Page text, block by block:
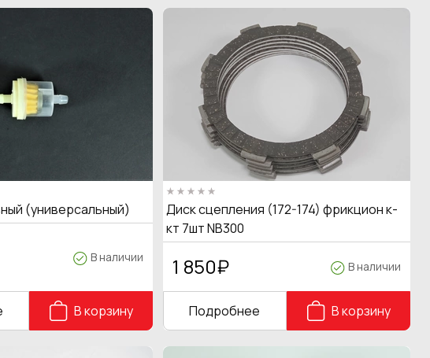
(универсальный)
В наличии
В корзину
Диск сцепления (172-174) фрикцион к-
кт 7шт NB300
1 850₽ В наличии
Подробнее В корзину